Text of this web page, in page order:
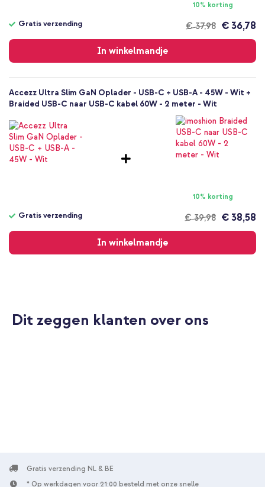
10% korting
€ 37,98
Gratis verzending € 36,78
In winkelmandje
verzending
Accezz Ultra Slim GaN Oplader - USB-C + USB-A - 45W - Wit +
Braided USB-C naar USB-C kabel 60W - 2 meter - Wit
10% korting
€ 39,98
Gratis verzending € 38,58
In winkelmandje
verzending
Dit zeggen klanten over ons
Gratis verzending NL & BE
* Op werkdagen voor 21:00 besteld met onze snelle